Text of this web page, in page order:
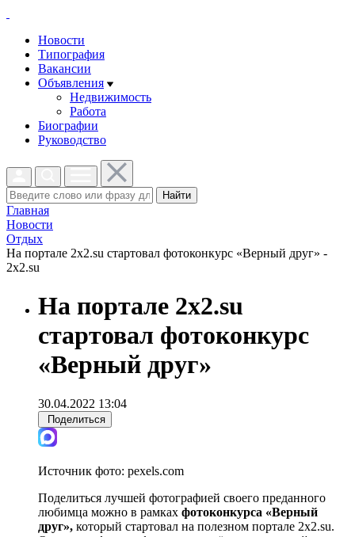
Новости
Типография
Вакансии
Объявления
Недвижимость
Работа
Биографии
Руководство
Найти
Главная
Новости
Отдых
На портале 2х2.su стартовал фотоконкурс «Верный друг» -
2x2.su
На портале 2х2.su
стартовал фотоконкурс
«Верный друг»
30.04.2022 13:04
Поделиться
Источник фото: pexels.com
Поделиться лучшей фотографией своего преданного
любимца можно в рамках фотоконкурса «Верный
друг», который стартовал на полезном портале 2х2.su.